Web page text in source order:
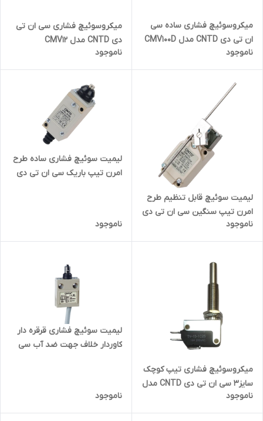
میکروسوئیچ فشاری ساده سی
ان تی دی CNTD مدل CMV100D
ناموجود
میکروسوئیچ فشاری سی ان تی
دی CNTD مدل CMV12
ناموجود
لیمیت سوئیچ قابل تنظیم طرح
امرن تیپ سنگین سی ان تی دی
CNTD مدل CWLCL
ناموجود
لیمیت سوئیچ فشاری ساده طرح
امرن تیپ باریک سی ان تی دی
ناموجود
میکروسوئیچ فشاری تیپ کوچک
سایز3 سی ان تی دی CNTD مدل
TV-15-1C253
ناموجود
لیمیت سوئیچ فشاری قرقره دار
کاوردار خلاف جهت ضد آب سی
ناموجود